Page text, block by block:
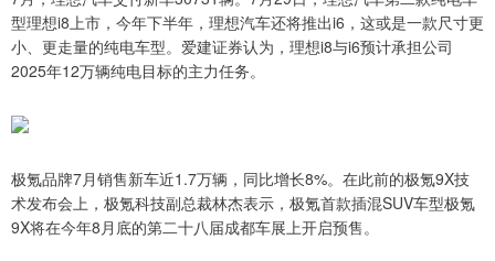
型理想i8上市，今年下半年，理想汽车还将推出i6，这或是一款尺寸更
小、更走量的纯电车型。爱建证券认为，理想i8与i6预计承担公司
2025年12万辆纯电目标的主力任务。
极氪品牌7月销售新车近1.7万辆，同比增长8%。在此前的极氪9X技
术发布会上，极氪科技副总裁林杰表示，极氪首款插混SUV车型极氪
9X将在今年8月底的第二十八届成都车展上开启预售。